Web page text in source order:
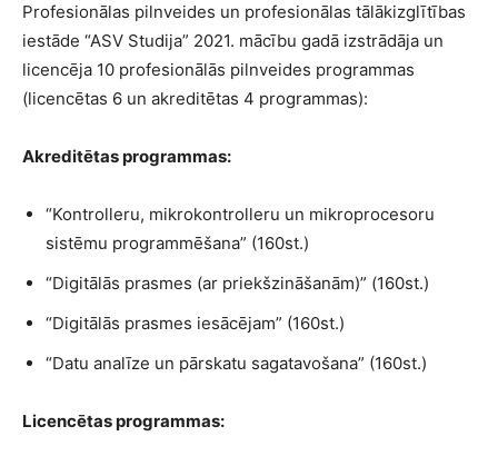
Profesionālas pilnveides un profesionālas tālākizglītības
iestāde “ASV Studija” 2021. mācību gadā izstrādāja un
licencēja 10 profesionālās pilnveides programmas
(licencētas 6 un akreditētas 4 programmas):
Akreditētas programmas:
“Kontrolleru, mikrokontrolleru un mikroprocesoru
sistēmu programmēšana” (160st.)
“Digitālās prasmes (ar priekšzināšanām)” (160st.)
“Digitālās prasmes iesācējam” (160st.)
“Datu analīze un pārskatu sagatavošana” (160st.)
Licencētas programmas: